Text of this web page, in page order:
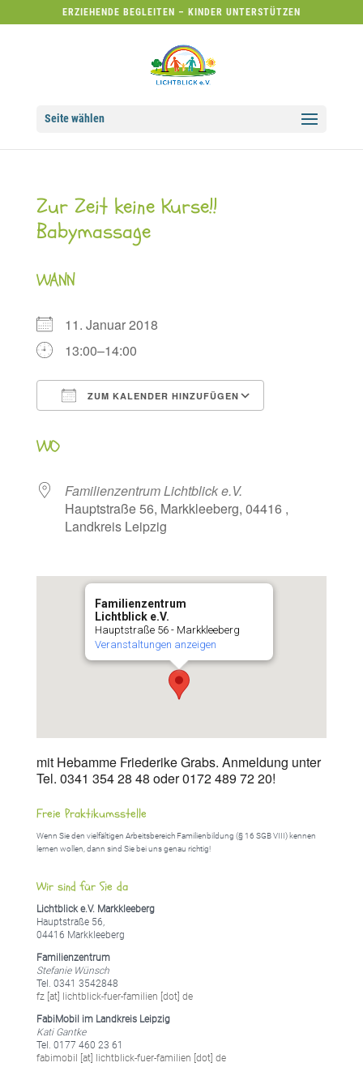
ERZIEHENDE BEGLEITEN – KINDER UNTERSTÜTZEN
Seite wählen
Zur Zeit keine Kurse!!
Babymassage
WANN
11. Januar 2018
13:00–14:00
ZUM KALENDER HINZUFÜGEN
WO
Familienzentrum Lichtblick e.V.
Hauptstraße 56, Markkleeberg, 04416 ,
Landkreis Leipzig
Familienzentrum
Lichtblick e.V.
Hauptstraße 56 - Markkleeberg
Veranstaltungen anzeigen
mit Hebamme Friederike Grabs. Anmeldung unter
Tel. 0341 354 28 48 oder 0172 489 72 20!
Freie Praktikumsstelle
Wenn Sie den vielfältigen Arbeitsbereich Familienbildung (§ 16 SGB VIII) kennen
lernen wollen, dann sind Sie bei uns genau richtig!
Wir sind für Sie da
Lichtblick e.V. Markkleeberg
Hauptstraße 56,
04416 Markkleeberg
Familienzentrum
Stefanie Wünsch
Tel. 0341 3542848
fz [at] lichtblick-fuer-familien [dot] de
FabiMobil im Landkreis Leipzig
Kati Gantke
Tel. 0177 460 23 61
fabimobil [at] lichtblick-fuer-familien [dot] de